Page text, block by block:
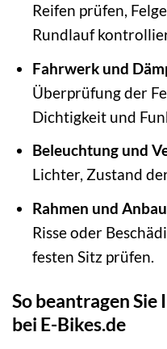
Reifen prüfen,
Rundlauf
Fahrwerk und
Überprüfung der
Dichtigkeit und
Beleuchtung und
Lichter, Zustand
Rahmen und
Risse oder
festen Sitz prüfen.
So beantragen
bei E-Bikes.de